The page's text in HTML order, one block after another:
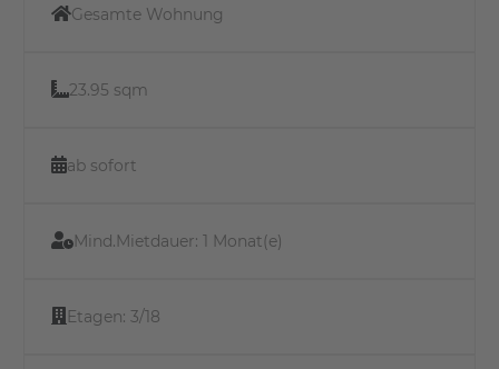
Gesamte Wohnung
23.95 sqm
ab sofort
Mind.Mietdauer: 1 Monat(e)
Etagen: 3/18